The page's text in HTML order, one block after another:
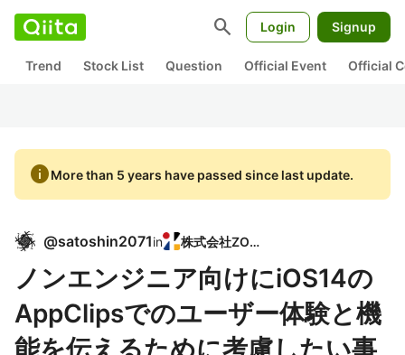
search Login Signup
Trend Stock List Question Official Event Official
infoMore than 5 years have passed since last update.
@satoshin2071in 株式会社ZOZO
ノンエンジニア向けにiOS14の
AppClipsでのユーザー体験と機
能を伝えるために考慮したい事